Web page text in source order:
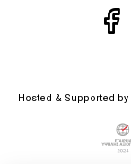
Hosted & Supported by